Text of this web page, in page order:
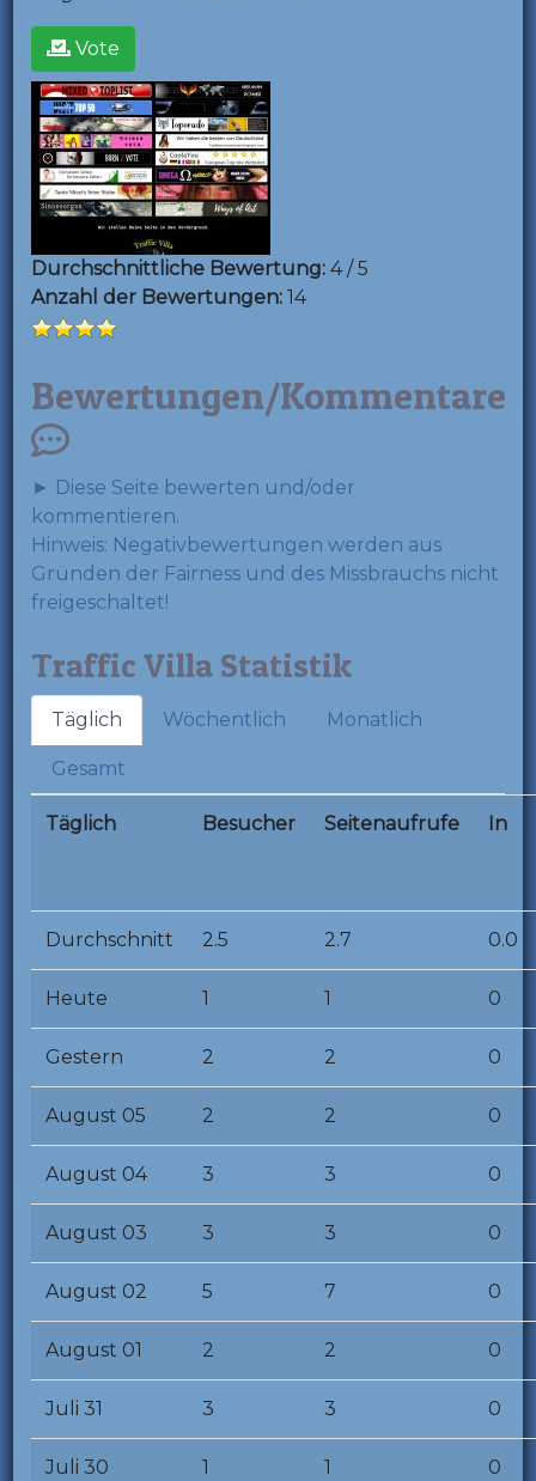
Vote
Durchschnittliche Bewertung: 4 / 5
Anzahl der Bewertungen: 14
Bewertungen/Kommentare
► Diese Seite bewerten und/oder
kommentieren.
Hinweis: Negativbewertungen werden aus
Gründen der Fairness und des Missbrauchs nicht
freigeschaltet!
Traffic Villa Statistik
Täglich Wöchentlich Monatlich
Gesamt
Täglich Besucher Seitenaufrufe In
Durchschnitt 2.5 2.7 0.0
Heute 1 1 0
Gestern 2 2 0
August 05 2 2 0
August 04 3 3 0
August 03 3 3 0
August 02 5 7 0
August 01 2 2 0
Juli 31 3 3 0
Juli 30 1 1 0